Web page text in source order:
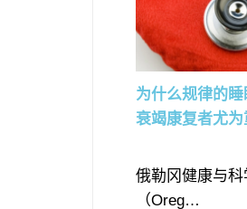
为什么规律的
衰竭康复者尤为
俄勒冈健康与科
（Oreg…